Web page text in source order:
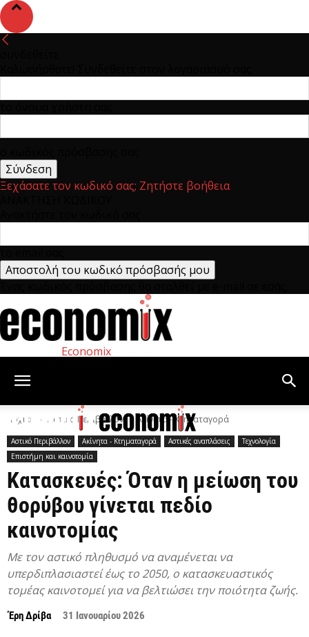
Ξεχάσατε τον κωδικό σας; Ζητήστε βοήθεια
Economix
Αρχική Αστικό Περιβάλλον Ακίνητα - Κτηματαγορά
Αστικό Περιβάλλον Ακίνητα - Κτηματαγορά Αστικές αναπλάσεις
Τεχνολογία
Επιστήμη και καινοτομία
Κατασκευές: Όταν η μείωση του
θορύβου γίνεται πεδίο
καινοτομίας
Με τον αστικό πληθυσμό να αναμένεται να
υπερδιπλασιαστεί έως το 2050, ο κατασκευαστικός
τομέας καινοτομεί για να βελτιώσει την ποιότητα ζωής.
Έρη Δρίβα 31 Ιανουαρίου 2026